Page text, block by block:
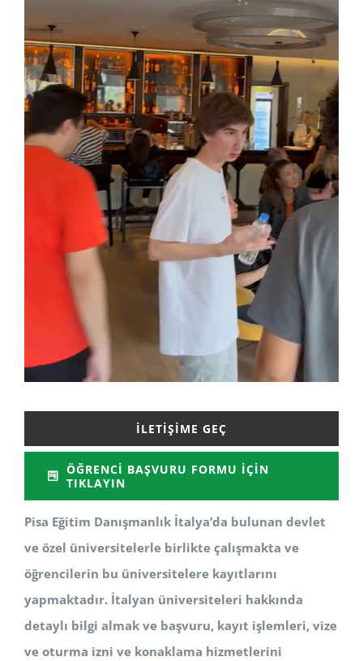
İLETIŞIME GEÇ
ÖĞRENCI BAŞVURU FORMU İÇIN
TIKLAYIN
Pisa Eğitim Danışmanlık İtalya’da bulunan devlet
ve özel üniversitelerle birlikte çalışmakta ve
öğrencilerin bu üniversitelere kayıtlarını
yapmaktadır. İtalyan üniversiteleri hakkında
detaylı bilgi almak ve başvuru, kayıt işlemleri, vize
ve oturma izni ve konaklama hizmetlerini